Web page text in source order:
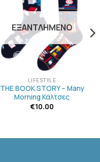
ΣΤΗΝ
ΛΊΣΤΑ
ΕΠΙΘΥΜΙΏΝ
ΕΞΑΝΤΛΗΜΈΝΟ
LIFESTYLE
THE BOOK STORY – Many
Morning Κάλτσες
€10.00